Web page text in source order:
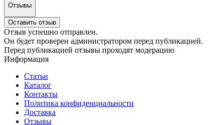
Отзывы
Оставить отзыв
Отзыв успешно отправлен.
Он будет проверен администратором перед публикацией.
Перед публикацией отзывы проходят модерацию
Информация
Статьи
Каталог
Контакты
Политика конфиденциальности
Доставка
Отзывы